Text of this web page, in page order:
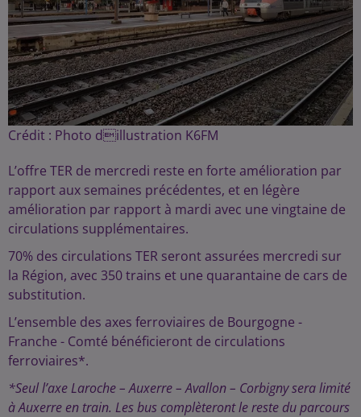
Crédit : Photo dillustration K6FM
L’offre TER de mercredi reste en forte amélioration par
rapport aux semaines précédentes, et en légère
amélioration par rapport à mardi avec une vingtaine de
circulations supplémentaires.
70% des circulations TER seront assurées mercredi sur
la Région, avec 350 trains et une quarantaine de cars de
substitution.
L’ensemble des axes ferroviaires de Bourgogne -
Franche - Comté bénéficieront de circulations
ferroviaires*.
*Seul l’axe Laroche – Auxerre – Avallon – Corbigny sera limité
à Auxerre en train. Les bus complèteront le reste du parcours